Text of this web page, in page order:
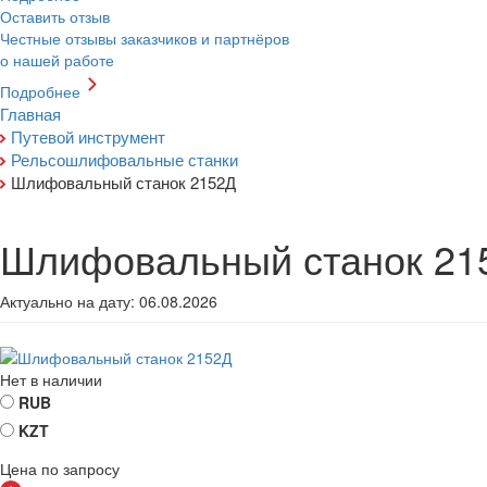
Оставить отзыв
Честные отзывы заказчиков и партнёров
о нашей работе
Подробнее
Главная
Путевой инструмент
Рельсошлифовальные станки
Шлифовальный станок 2152Д
Шлифовальный станок
Актуально на дату: 06.08.2026
Нет в наличии
RUB
KZT
Цена по запросу